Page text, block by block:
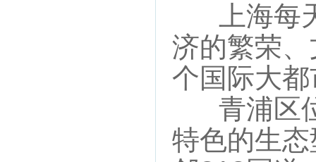
上海每天
济的繁荣
个国际大
青浦区位
特色的生态